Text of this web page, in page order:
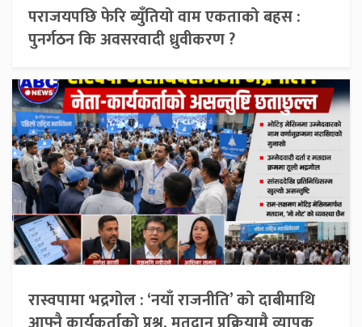
पराजयपछि फेरि ब्युँतियो वाम एकताको बहस :
पुनर्गठन कि अवसरवादी ध्रुवीकरण ?
रास्वपामा भद्रगोल : ‘नयाँ राजनीति’ को दाबीमाथि